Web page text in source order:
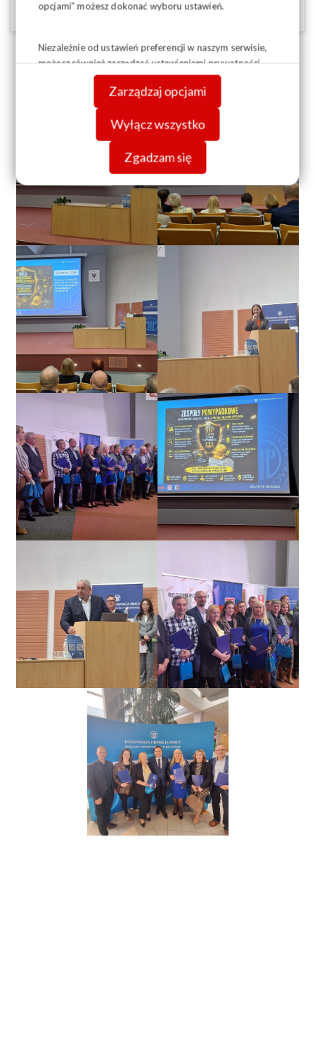
opcjami” możesz dokonać wyboru ustawień.
Niezależnie od ustawień preferencji w naszym serwisie,
możesz również zarządzać ustawieniami prywatności
swojej przeglądarki. Więcej informacji o przetwarzaniu
danych znajdziesz wPolityce prywatności.
Zarządzaj opcjami
Wyłącz wszystko
Zgadzam się
28-04-2026